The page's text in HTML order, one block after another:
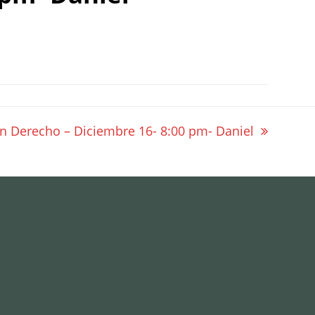
Derecho – Diciembre 16- 8:00 pm- Daniel